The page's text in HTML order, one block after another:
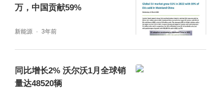
万，中国贡献59%
新能源 3年前
同比增长2% 沃尔沃1月全球销
量达48520辆